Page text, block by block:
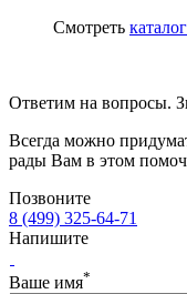
Смотреть
Ответим на вопросы.
Всегда можно
рады Вам в этом
Позвоните
8 (499) 325-64-71
Напишите
Ваше имя*